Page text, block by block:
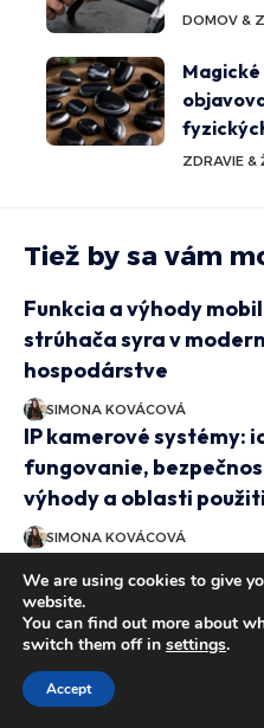
DOMOV &
Magické
ZDRAVIE &
Tiež by sa vám
Funkcia a výhody
strúhača syra v
hospodárstve
SIMONA KOVÁCOVÁ
IP kamerové systémy:
fungovanie,
výhody a oblasti
SIMONA KOVÁCOVÁ
a aplikácie vo vede
SIMONA KOVÁCOVÁ
Sú vysokonapäťové
nebezpečné?
We are using cookies to give
website.
You can find out more about
switch them off in settings.
Accept